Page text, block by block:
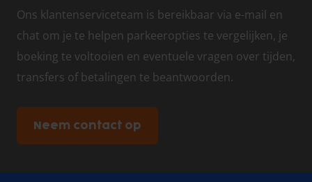
Ons klantenserviceteam is bereikbaar via e-mail en
chat om je te helpen parkeeropties te vergelijken, je
boeking te voltooien en eventuele vragen over tijden,
transfers of betalingen te beantwoorden.
Neem contact op